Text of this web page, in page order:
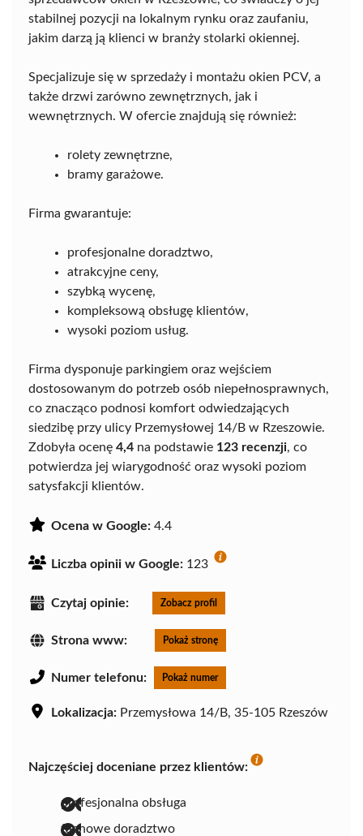
stabilnej pozycji na lokalnym rynku oraz zaufaniu,
jakim darzą ją klienci w branży stolarki okiennej.
Specjalizuje się w sprzedaży i montażu okien PCV, a
także drzwi zarówno zewnętrznych, jak i
wewnętrznych. W ofercie znajdują się również:
rolety zewnętrzne,
bramy garażowe.
Firma gwarantuje:
profesjonalne doradztwo,
atrakcyjne ceny,
szybką wycenę,
kompleksową obsługę klientów,
wysoki poziom usług.
Firma dysponuje parkingiem oraz wejściem
dostosowanym do potrzeb osób niepełnosprawnych,
co znacząco podnosi komfort odwiedzających
siedzibę przy ulicy Przemysłowej 14/B w Rzeszowie.
Zdobyła ocenę 4,4 na podstawie 123 recenzji, co
potwierdza jej wiarygodność oraz wysoki poziom
satysfakcji klientów.
Ocena w Google: 4.4
Liczba opinii w Google: 123
Czytaj opinie: Zobacz profil
Strona www: Pokaż stronę
Numer telefonu: Pokaż numer
Lokalizacja: Przemysłowa 14/B, 35-105 Rzeszów
Najczęściej doceniane przez klientów:
profesjonalna obsługa
fachowe doradztwo